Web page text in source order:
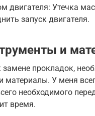
двигателя: Утечка
запуск двигателя.
и
прокладок,
материалы. У меня
необходимого
время.